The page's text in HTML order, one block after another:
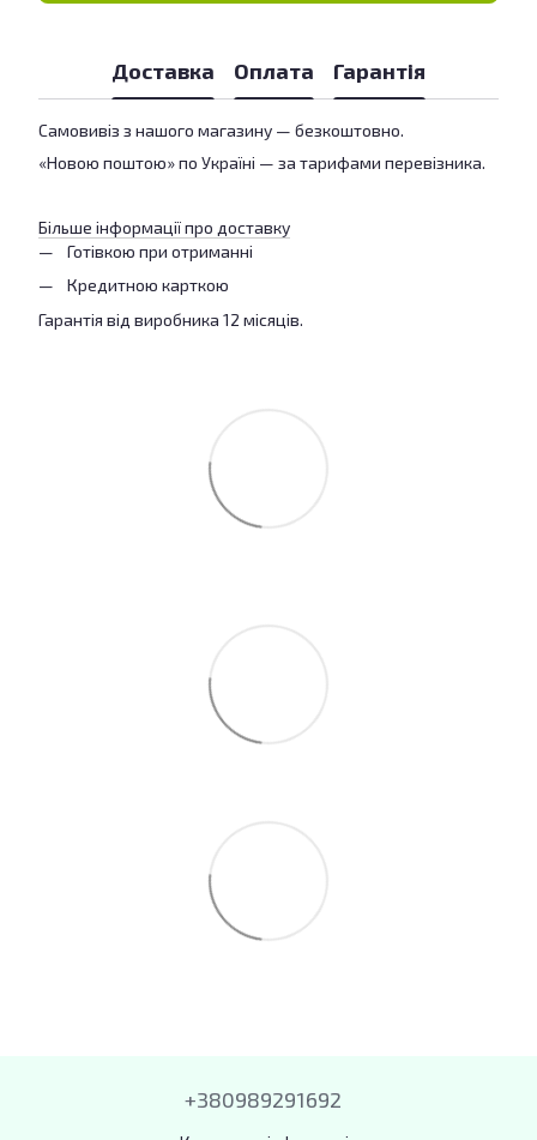
Доставка Оплата Гарантія
Самовивіз з нашого магазину — безкоштовно.
«Новою поштою» по Україні — за тарифами перевізника.
Більше інформації про доставку
Готівкою при отриманні
Кредитною карткою
Гарантія від виробника 12 місяців.
+380989291692